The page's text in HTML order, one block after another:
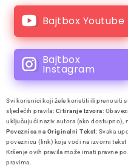
Bajtbox Youtube
Bajtbox
Instagram
Svi korisnici koji žele koristiti ili prenositi
sljedećih pravila: Citiranje Izvora:
uključujući naziv autora (ako dostupno),
Poveznica na Originalni Tekst: Svaka
poveznicu (link) koja vodi na izvorni tekst
Kršenje ovih pravila može imati pravne
pravima.